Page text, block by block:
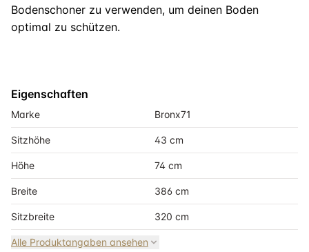
Bodenschoner zu verwenden, um deinen Boden
optimal zu schützen.
Eigenschaften
Marke Bronx71
Sitzhöhe 43 cm
Höhe 74 cm
Breite 386 cm
Sitzbreite 320 cm
Alle Produktangaben ansehen